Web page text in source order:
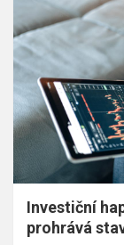
Investiční
prohrává